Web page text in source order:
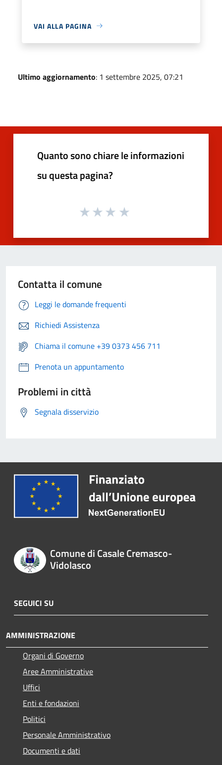
VAI ALLA PAGINA
Ultimo aggiornamento: 1 settembre 2025, 07:21
Quanto sono chiare le informazioni
su questa pagina?
Contatta il comune
Leggi le domande frequenti
Richiedi Assistenza
Chiama il comune +39 0373 456 711
Prenota un appuntamento
Problemi in città
Segnala disservizio
Comune di Casale Cremasco-
Vidolasco
SEGUICI SU
AMMINISTRAZIONE
Organi di Governo
Aree Amministrative
Uffici
Enti e fondazioni
Politici
Personale Amministrativo
Documenti e dati